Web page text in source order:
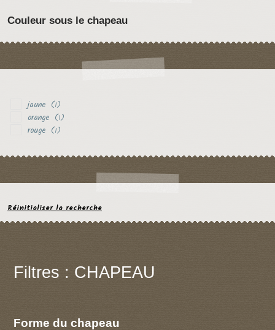
Couleur sous le chapeau
jaune (1)
orange (1)
rouge (1)
Réinitialiser la recherche
Filtres : CHAPEAU
Forme du chapeau